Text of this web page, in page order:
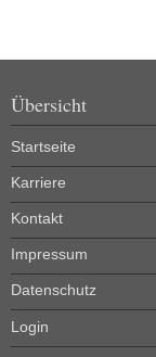
Übersicht
Startseite
Karriere
Kontakt
Impressum
Datenschutz
Login